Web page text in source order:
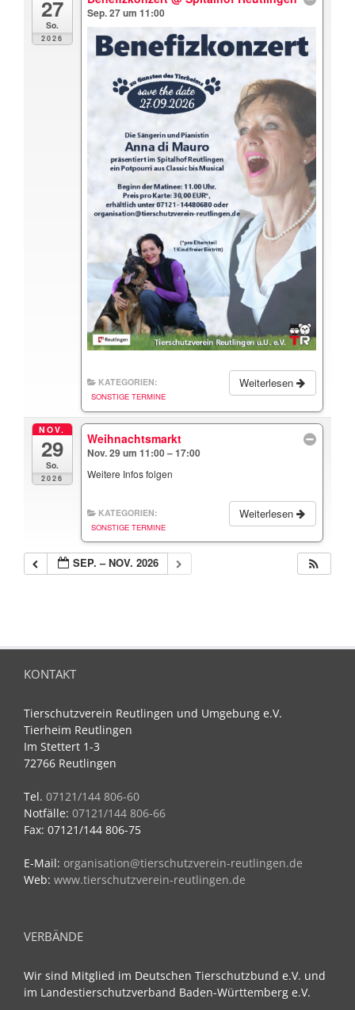
27
So.
2026
Sep. 27 um 11:00
Weiterlesen
KATEGORIEN:
SONSTIGE TERMINE
NOV.
29
So.
2026
Weihnachtsmarkt
Nov. 29 um 11:00 – 17:00
Weitere Infos folgen
Weiterlesen
KATEGORIEN:
SONSTIGE TERMINE
SEP. – NOV. 2026
KONTAKT
Tierschutzverein Reutlingen und Umgebung e.V.
Tierheim Reutlingen
Im Stettert 1-3
72766 Reutlingen
Tel. 07121/144 806-60
Notfälle: 07121/144 806-66
Fax: 07121/144 806-75
E-Mail: organisation@tierschutzverein-reutlingen.de
Web: www.tierschutzverein-reutlingen.de
VERBÄNDE
Wir sind Mitglied im Deutschen Tierschutzbund e.V. und
im Landestierschutzverband Baden-Württemberg e.V.